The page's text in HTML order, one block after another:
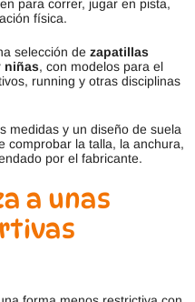
para correr, jugar en pista,
física.
selección de zapatillas
niñas, con modelos para el
running y otras disciplinas
medidas y un diseño de suela
comprobar la talla, la anchura,
por el fabricante.
a unas